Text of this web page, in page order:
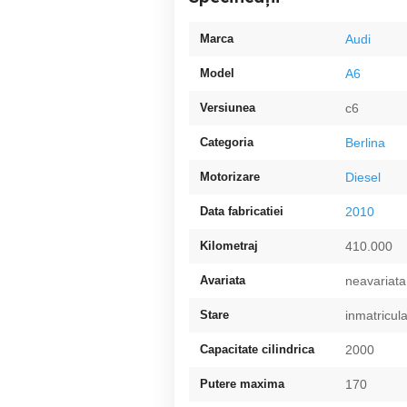
Marca Audi
Model A6
Versiunea c6
Categoria Berlina
Motorizare Diesel
Data fabricatiei 2010
Kilometraj 410.000
Avariata neavariata
Stare
Capacitate cilindrica 2000
Putere maxima 170